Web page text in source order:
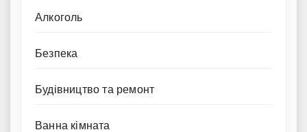
Алкоголь
Безпека
Будівництво та ремонт
Ванна кімната